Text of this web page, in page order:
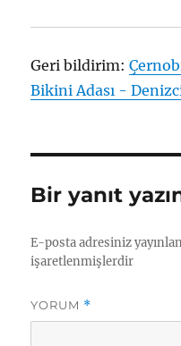
Geri bildirim:
Bikini Adası -
Bir yanıt
E-posta adresiniz
işaretlenmişlerdir
YORUM *